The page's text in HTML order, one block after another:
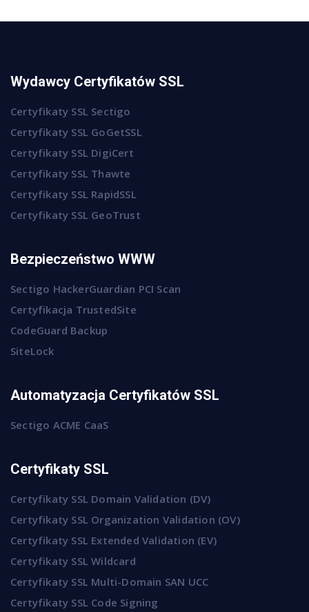
Wydawcy Certyfikatów SSL
Certyfikaty SSL Sectigo
Certyfikaty SSL GoGetSSL
Certyfikaty SSL DigiCert
Certyfikaty SSL Thawte
Certyfikaty SSL RapidSSL
Certyfikaty SSL GeoTrust
Bezpieczeństwo WWW
Sectigo HackerGuardian PCI Scan
Certyfikacja TrustedSite
CodeGuard Backup
SiteLock
Automatyzacja Certyfikatów SSL
Sectigo ACME CaaS
Certyfikaty SSL
Certyfikaty SSL Domain Validation (DV)
Certyfikaty SSL Organization Validation (OV)
Certyfikaty SSL Extended Validation (EV)
Certyfikaty SSL Wildcard
Certyfikaty SSL Multi-Domain SAN UCC
Certyfikaty SSL Code Signing